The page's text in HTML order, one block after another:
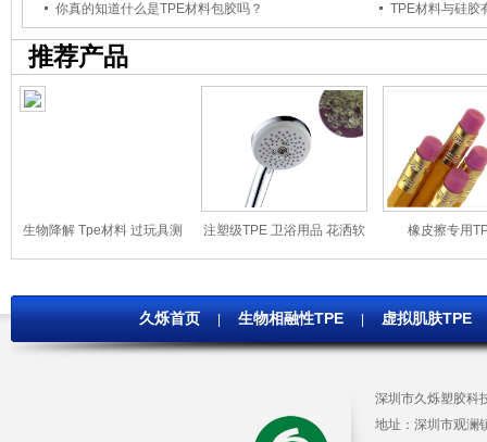
你真的知道什么是TPE材料包胶吗？
TPE材料与硅胶
推荐产品
生物降解 Tpe材料 过玩具测
注塑级TPE 卫浴用品 花洒软
橡皮擦专用
久烁首页 | 生物相融性TPE | 虚拟肌肤TPE
深圳市久烁塑胶科
地址： 深圳市观澜